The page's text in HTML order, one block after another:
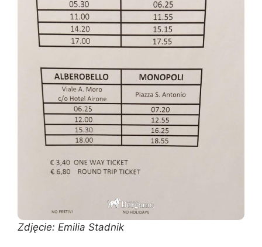
Zdjęcie: Emilia Stadnik